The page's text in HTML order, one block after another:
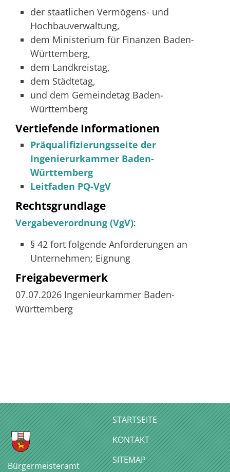
der staatlichen Vermögens- und
Hochbauverwaltung,
dem Ministerium für Finanzen Baden-
Württemberg,
dem Landkreistag,
dem Städtetag,
und dem Gemeindetag Baden-
Württemberg
Vertiefende Informationen
Präqualifizierungsseite der
Ingenierurkammer Baden-
Württemberg
Leitfaden PQ-VgV
Rechtsgrundlage
Vergabeverordnung (VgV):
§ 42 fort folgendeAnforderungen an
Unternehmen; Eignung
Freigabevermerk
07.07.2026 Ingenieurkammer Baden-
Württemberg
Bürgermeisteramt
STARTSEITE
KONTAKT
SITEMAP